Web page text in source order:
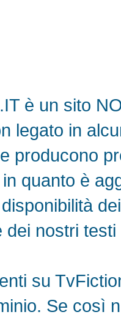
è un sito
legato in
producono
quanto è
dei nostri
su
Se così